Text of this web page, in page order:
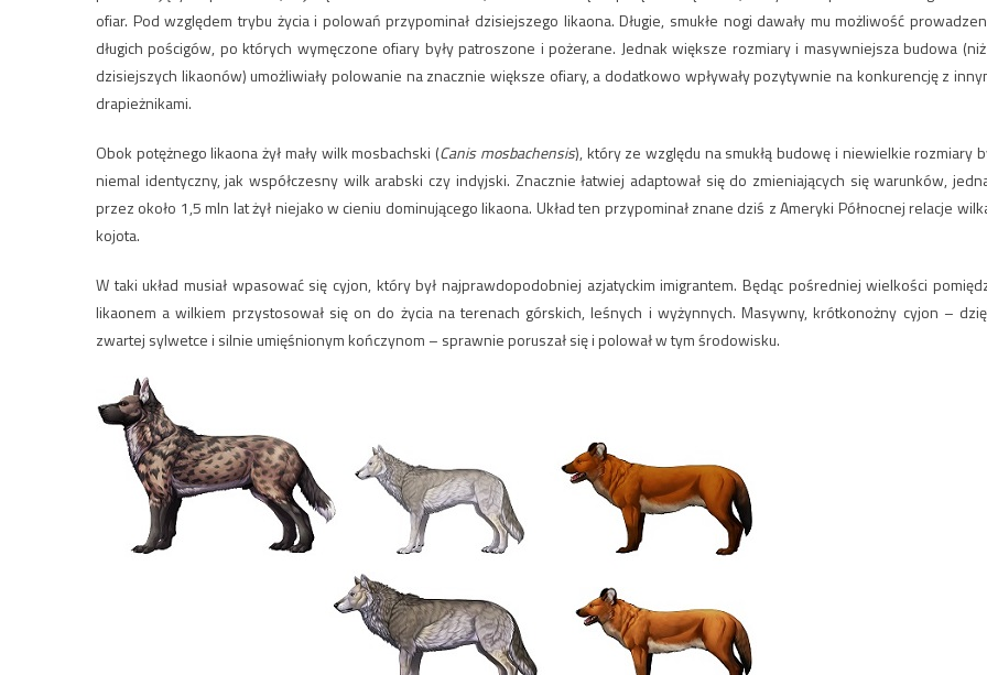
ofiar. Pod względem trybu życia i polowań przypominał dzisiejszego likaona. Długie, smukłe nogi dawały mu możliwość
długich pościgów, po których wymęczone ofiary były patroszone i pożerane. Jednak większe rozmiary i masywniejsza budowa
dzisiejszych likaonów) umożliwiały polowanie na znacznie większe ofiary, a dodatkowo wpływały pozytywnie na konkurencję z
drapieżnikami.
Obok potężnego likaona żył mały wilk mosbachski (Canis mosbachensis), który ze względu na smukłą budowę i niewielkie rozmiary
niemal identyczny, jak współczesny wilk arabski czy indyjski. Znacznie łatwiej adaptował się do zmieniających się warunków,
przez około 1,5 mln lat żył niejako w cieniu dominującego likaona. Układ ten przypominał znane dziś z Ameryki Północnej relacje
kojota.
W taki układ musiał wpasować się cyjon, który był najprawdopodobniej azjatyckim imigrantem. Będąc pośredniej wielkości
likaonem a wilkiem przystosował się on do życia na terenach górskich, leśnych i wyżynnych. Masywny, krótkonożny cyjon –
zwartej sylwetce i silnie umięśnionym kończynom – sprawnie poruszał się i polował w tym środowisku.